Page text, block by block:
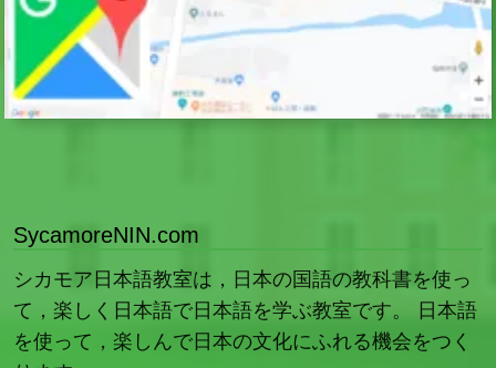
SycamoreNIN.com
シカモア日本語教室は，日本の国語の教科書を使っ
て，楽しく日本語で日本語を学ぶ教室です。 日本語
を使って，楽しんで日本の文化にふれる機会をつく